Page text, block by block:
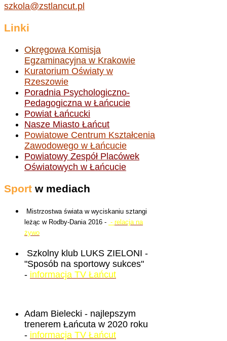
szkola@zstlancut.pl
Linki
Okręgowa Komisja
Egzaminacyjna w Krakowie
Kuratorium Oświaty w
Rzeszowie
Poradnia Psychologiczno-
Pedagogiczna w Łańcucie
Powiat Łańcucki
Nasze Miasto Łańcut
Powiatowe Centrum Kształcenia
Zawodowego w Łańcucie
Powiatowy Zespół Placówek
Oświatowych w Łańcucie
Sport w mediach
Mistrzostwa świata w wyciskaniu sztangi
leżąc w Rodby-Dania 2016 - - relacja na
żywo
Szkolny klub LUKS ZIELONI -
"Sposób na sportowy sukces"
- informacja TV Łańcut
Adam Bielecki - najlepszym
trenerem Łańcuta w 2020 roku
- informacja TV Łańcut